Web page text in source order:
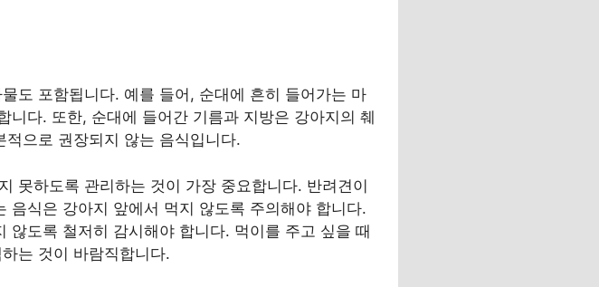
도 포함됩니다. 예를 들어, 순대에 흔히 들어가는 마
다. 또한, 순대에 들어간 기름과 지방은 강아지의 췌
으로 권장되지 않는 음식입니다.
못하도록 관리하는 것이 가장 중요합니다. 반려견이
음식은 강아지 앞에서 먹지 않도록 주의해야 합니다.
도록 철저히 감시해야 합니다. 먹이를 주고 싶을 때
는 것이 바람직합니다.